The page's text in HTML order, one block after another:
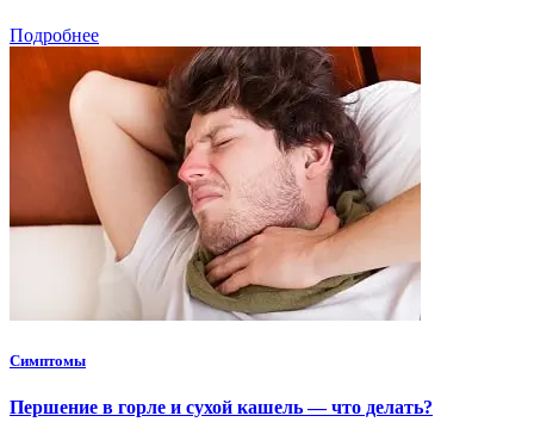
Подробнее
Симптомы
Першение в горле и сухой кашель — что делать?